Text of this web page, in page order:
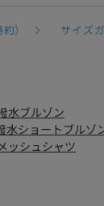
）
サイズ
水ブルゾン
水ショートブルゾ
ッシュシャツ